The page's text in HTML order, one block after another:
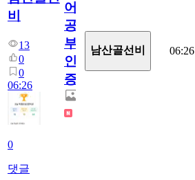
비
13
0
0
06:26
0
댓글
어
공
부
인
증
남산골선비 06:26